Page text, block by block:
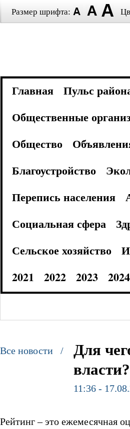
Размер шрифта:
Главная Пульс
Общественные
Общество
Благоустройство
Перепись населения
Социальная сфера
Сельское хозяйство
2021
2022 2023 2024
Все новости /
Для
власти?
11:36 -
Рейтинг – это ежемесячная